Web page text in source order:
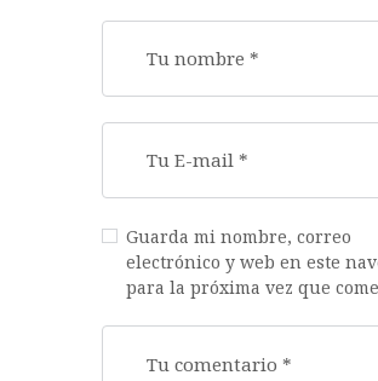
Guarda mi nombre, correo
electrónico y web en este
para la próxima vez que